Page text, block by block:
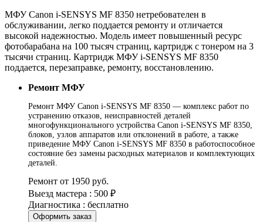
МФУ Canon i-SENSYS MF 8350 нетребователен в
обслуживании, легко поддается ремонту и отличается
высокой надежностью. Модель имеет повышенный ресурс
фотобарабана на 100 тысяч страниц, картридж с тонером на 3
тысячи страниц. Картридж МФУ i-SENSYS MF 8350
поддается, перезаправке, ремонту, восстановлению.
Ремонт МФУ
Ремонт МФУ Canon i-SENSYS MF 8350 — комплекс работ по
устранению отказов, неисправностей деталей
многофункционального устройства Canon i-SENSYS MF 8350,
блоков, узлов аппаратов или отклонений в работе, а также
приведение МФУ Canon i-SENSYS MF 8350 в работоспособное
состояние без замены расходных материалов и комплектующих
деталей.
Ремонт от 1950 руб.
Выезд мастера : 500 ₽
Диагностика : бесплатно
Оформить заказ